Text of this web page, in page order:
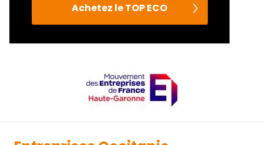
Achetez le TOP ECO